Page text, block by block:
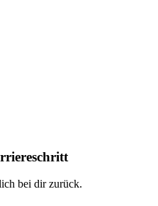
bei dir zurück.